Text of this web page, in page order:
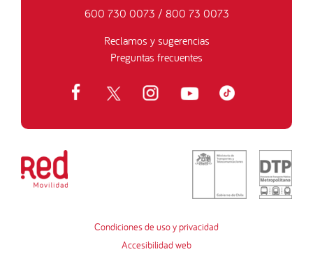
600 730 0073 / 800 73 0073
Reclamos y sugerencias
Preguntas frecuentes
Condiciones de uso y privacidad
Accesibilidad web